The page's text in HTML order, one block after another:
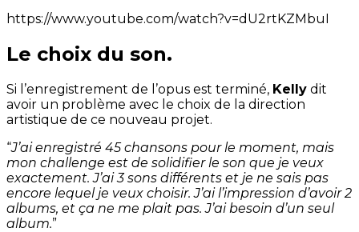
https://www.youtube.com/watch?v=dU2rtKZMbuI
Le choix du son.
Si l’enregistrement de l’opus est terminé, Kelly dit
avoir un problème avec le choix de la direction
artistique de ce nouveau projet.
“J’ai enregistré 45 chansons pour le moment, mais
mon challenge est de solidifier le son que je veux
exactement. J’ai 3 sons différents et je ne sais pas
encore lequel je veux choisir. J’ai l’impression d’avoir 2
albums, et ça ne me plait pas. J’ai besoin d’un seul
album.”